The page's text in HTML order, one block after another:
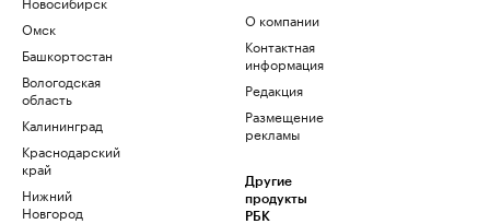
Омск
Башкортостан
Вологодская
область
Калининград
Краснодарский
край
Нижний
Новгород
О компании
Контактная
информация
Редакция
Размещение
рекламы
Другие
продукты
РБК